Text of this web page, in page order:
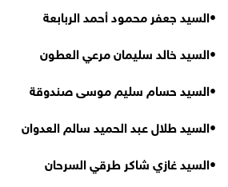
•السيد جعفر محمود أحمد الربابعة
•السيد خالد سليمان مرعي العطون
•السيد حسام سليم موسى صندوقة
•السيد طلال عبد الحميد سالم العدوان
•السيد غازي شاكر طرقي السرحان